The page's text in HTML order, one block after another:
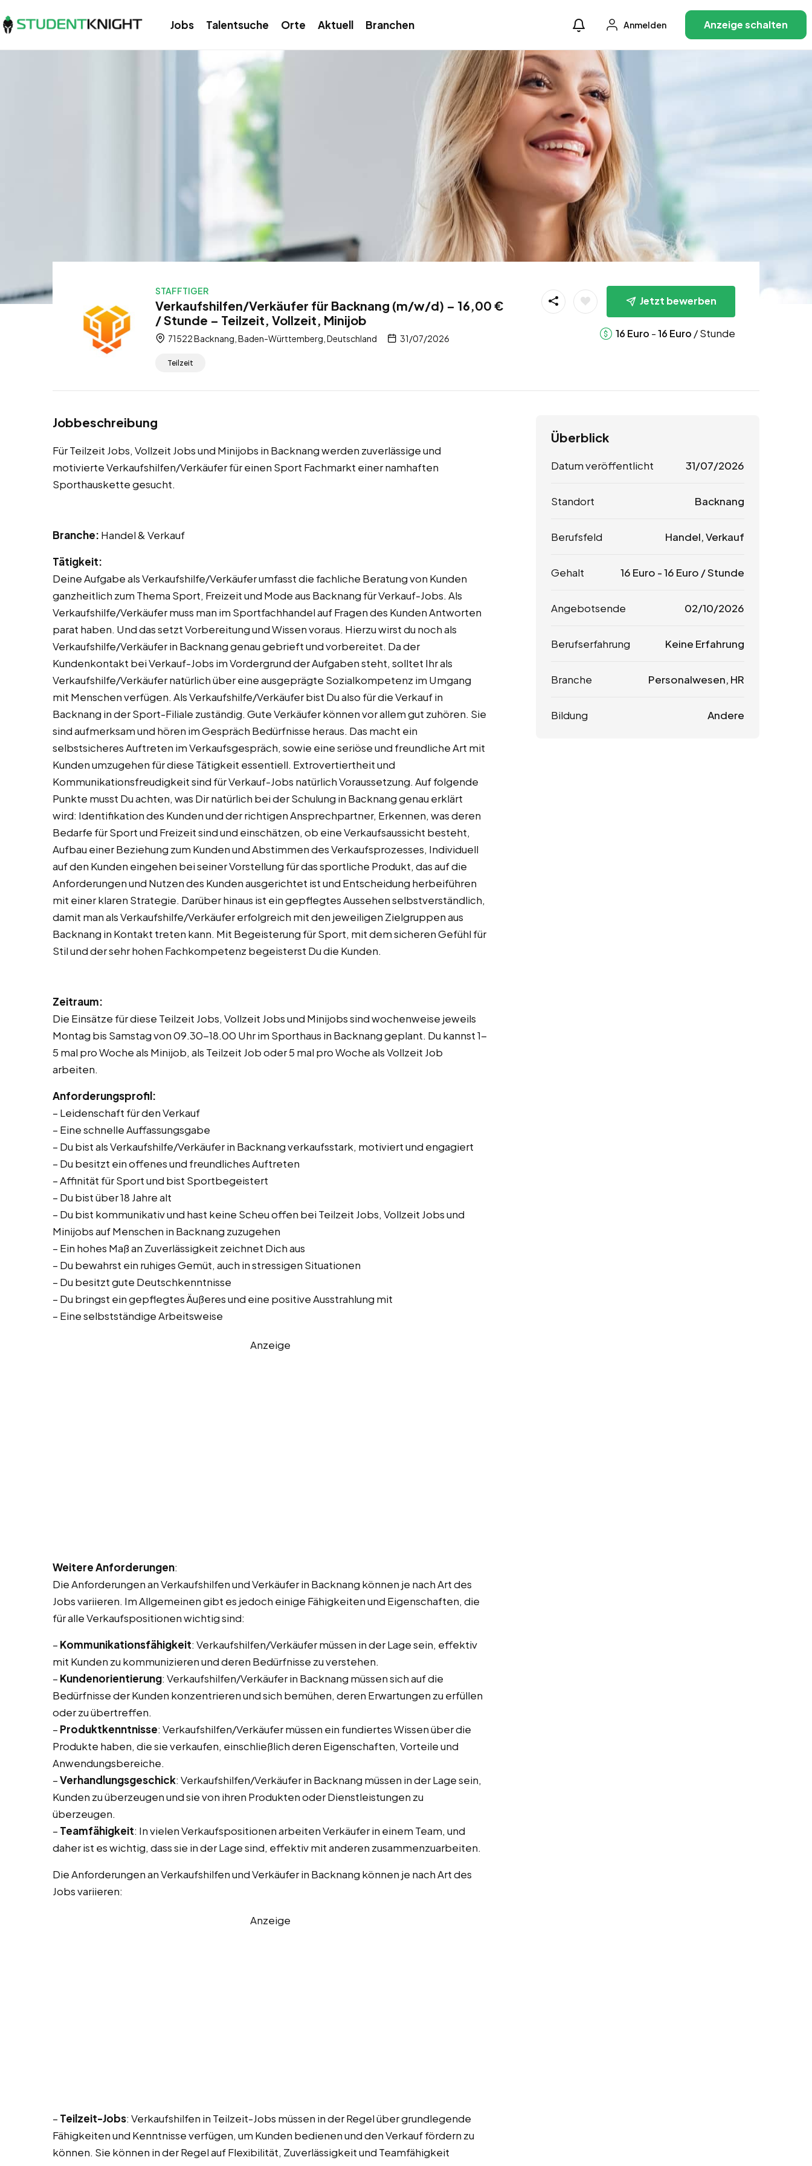
Jobs Talentsuche Orte Aktuell Branchen Anmelden Anzeige schalten
STAFFTIGER
Verkaufshilfen/Verkäufer für Backnang (m/w/d) – 16,00 €
/ Stunde – Teilzeit, Vollzeit, Minijob
71522 Backnang, Baden-Württemberg, Deutschland 31/07/2026
Teilzeit
Jetzt bewerben
16 Euro -16 Euro / Stunde
Jobbeschreibung
Für Teilzeit Jobs, Vollzeit Jobs und Minijobs in Backnang werden zuverlässige und
motivierte Verkaufshilfen/Verkäufer für einen Sport Fachmarkt einer namhaften
Sporthauskette gesucht.
Branche: Handel & Verkauf
Tätigkeit:
Deine Aufgabe als Verkaufshilfe/Verkäufer umfasst die fachliche Beratung von Kunden
ganzheitlich zum Thema Sport, Freizeit und Mode aus Backnang für Verkauf-Jobs. Als
Verkaufshilfe/Verkäufer muss man im Sportfachhandel auf Fragen des Kunden Antworten
parat haben. Und das setzt Vorbereitung und Wissen voraus. Hierzu wirst du noch als
Verkaufshilfe/Verkäufer in Backnang genau gebrieft und vorbereitet. Da der
Kundenkontakt bei Verkauf-Jobs im Vordergrund der Aufgaben steht, solltet Ihr als
Verkaufshilfe/Verkäufer natürlich über eine ausgeprägte Sozialkompetenz im Umgang
mit Menschen verfügen. Als Verkaufshilfe/Verkäufer bist Du also für die Verkauf in
Backnang in der Sport-Filiale zuständig. Gute Verkäufer können vor allem gut zuhören. Sie
sind aufmerksam und hören im Gespräch Bedürfnisse heraus. Das macht ein
selbstsicheres Auftreten im Verkaufsgespräch, sowie eine seriöse und freundliche Art mit
Kunden umzugehen für diese Tätigkeit essentiell. Extrovertiertheit und
Kommunikationsfreudigkeit sind für Verkauf-Jobs natürlich Voraussetzung. Auf folgende
Punkte musst Du achten, was Dir natürlich bei der Schulung in Backnang genau erklärt
wird: Identifikation des Kunden und der richtigen Ansprechpartner, Erkennen, was deren
Bedarfe für Sport und Freizeit sind und einschätzen, ob eine Verkaufsaussicht besteht,
Aufbau einer Beziehung zum Kunden und Abstimmen des Verkaufsprozesses, Individuell
auf den Kunden eingehen bei seiner Vorstellung für das sportliche Produkt, das auf die
Anforderungen und Nutzen des Kunden ausgerichtet ist und Entscheidung herbeiführen
mit einer klaren Strategie. Darüber hinaus ist ein gepflegtes Aussehen selbstverständlich,
damit man als Verkaufshilfe/Verkäufer erfolgreich mit den jeweiligen Zielgruppen aus
Backnang in Kontakt treten kann. Mit Begeisterung für Sport, mit dem sicheren Gefühl für
Stil und der sehr hohen Fachkompetenz begeisterst Du die Kunden.
Zeitraum:
Die Einsätze für diese Teilzeit Jobs, Vollzeit Jobs und Minijobs sind wochenweise jeweils
Montag bis Samstag von 09.30-18.00 Uhr im Sporthaus in Backnang geplant. Du kannst 1-
5 mal pro Woche als Minijob, als Teilzeit Job oder 5 mal pro Woche als Vollzeit Job
arbeiten.
Anforderungsprofil:
– Leidenschaft für den Verkauf
– Eine schnelle Auffassungsgabe
– Du bist als Verkaufshilfe/Verkäufer in Backnang verkaufsstark, motiviert und engagiert
– Du besitzt ein offenes und freundliches Auftreten
– Affinität für Sport und bist Sportbegeistert
– Du bist über 18 Jahre alt
– Du bist kommunikativ und hast keine Scheu offen bei Teilzeit Jobs, Vollzeit Jobs und
Minijobs auf Menschen in Backnang zuzugehen
– Ein hohes Maß an Zuverlässigkeit zeichnet Dich aus
– Du bewahrst ein ruhiges Gemüt, auch in stressigen Situationen
– Du besitzt gute Deutschkenntnisse
– Du bringst ein gepflegtes Äußeres und eine positive Ausstrahlung mit
– Eine selbstständige Arbeitsweise
Anzeige
Weitere Anforderungen:
Die Anforderungen an Verkaufshilfen und Verkäufer in Backnang können je nach Art des
Jobs variieren. Im Allgemeinen gibt es jedoch einige Fähigkeiten und Eigenschaften, die
für alle Verkaufspositionen wichtig sind:
– Kommunikationsfähigkeit: Verkaufshilfen/Verkäufer müssen in der Lage sein, effektiv
mit Kunden zu kommunizieren und deren Bedürfnisse zu verstehen.
– Kundenorientierung: Verkaufshilfen/Verkäufer in Backnang müssen sich auf die
Bedürfnisse der Kunden konzentrieren und sich bemühen, deren Erwartungen zu erfüllen
oder zu übertreffen.
– Produktkenntnisse: Verkaufshilfen/Verkäufer müssen ein fundiertes Wissen über die
Produkte haben, die sie verkaufen, einschließlich deren Eigenschaften, Vorteile und
Anwendungsbereiche.
–Verhandlungsgeschick: Verkaufshilfen/Verkäufer in Backnang müssen in der Lage sein,
Kunden zu überzeugen und sie von ihren Produkten oder Dienstleistungen zu
überzeugen.
– Teamfähigkeit: In vielen Verkaufspositionen arbeiten Verkäufer in einem Team, und
daher ist es wichtig, dass sie in der Lage sind, effektiv mit anderen zusammenzuarbeiten.
Die Anforderungen an Verkaufshilfen und Verkäufer in Backnang können je nach Art des
Jobs variieren:
Anzeige
– Teilzeit-Jobs: Verkaufshilfen in Teilzeit-Jobs müssen in der Regel über grundlegende
Fähigkeiten und Kenntnisse verfügen, um Kunden bedienen und den Verkauf fördern zu
können. Sie können in der Regel auf Flexibilität, Zuverlässigkeit und Teamfähigkeit
Überblick
Datum veröffentlicht 31/07/2026
Standort Backnang
Berufsfeld Handel, Verkauf
Gehalt 16 Euro -16 Euro / Stunde
Angebotsende 02/10/2026
Berufserfahrung Keine Erfahrung
Branche Personalwesen, HR
Bildung Andere